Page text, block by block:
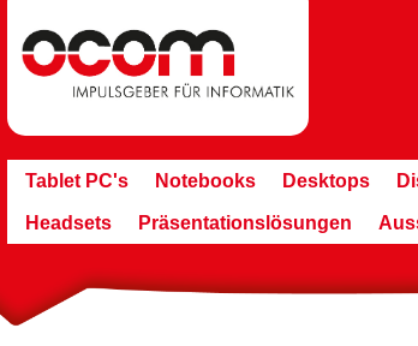
Tablet PC's Notebooks Desktops
Headsets Präsentationslösungen